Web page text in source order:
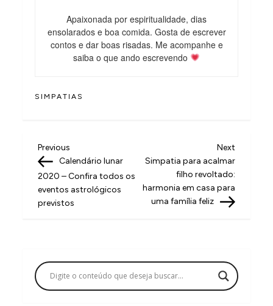
Apaixonada por espiritualidade, dias
ensolarados e boa comida. Gosta de escrever
contos e dar boas risadas. Me acompanhe e
saiba o que ando escrevendo
SIMPATIAS
N
a
v
e
ç
ã
Previous
Post
Previous
Calendário lunar
2020 – Confira todos os
eventos astrológicos
previstos
Next
Post
Next
Simpatia para acalmar
filho revoltado:
harmonia em casa para
uma família feliz